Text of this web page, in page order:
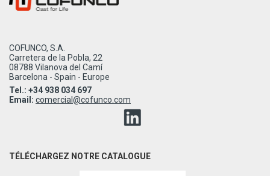
COFUNCO, S.A.
Carretera de la Pobla, 22
08788 Vilanova del Camí
Barcelona - Spain - Europe
Tel.: +34 938 034 697
Email: comercial@cofunco.com
TÉLÉCHARGEZ NOTRE CATALOGUE